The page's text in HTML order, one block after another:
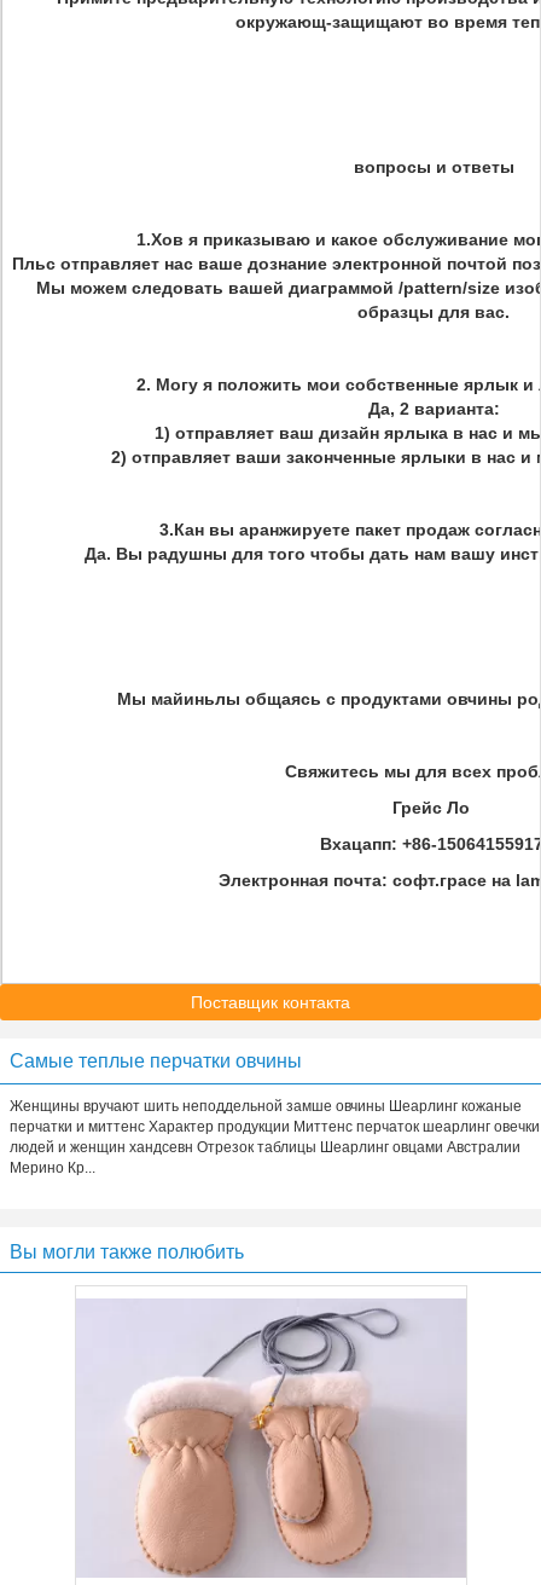
окружающ-защищают во время
вопросы и ответы
1.Хов я приказываю и какое обслуживание
Пльс отправляет нас ваше дознание электронной почтой
Мы можем следовать вашей диаграммой /pattern/size
образцы для вас.
2. Могу я положить мои собственные ярлык и
Да, 2 варианта:
1) отправляет ваш дизайн ярлыка в нас и
2) отправляет ваши законченные ярлыки в нас
3.Кан вы аранжируете пакет продаж
Да. Вы радушны для того чтобы дать нам вашу
Мы майиньлы общаясь с продуктами овчины
Свяжитесь мы для всех
Грейс Ло
Вхацапп: +86-
Электронная почта: софт.грасе на
Поставщик контакта
Самые теплые перчатки овчины
Женщины вручают шить неподдельной замше овчины Шеарлинг кожаные
перчатки и миттенс Характер продукции Миттенс перчаток шеарлинг овечки
людей и женщин хандсевн Отрезок таблицы Шеарлинг овцами Австралии
Мерино Кр...
Вы могли также полюбить